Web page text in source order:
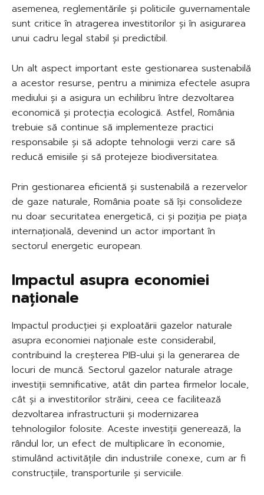
asemenea, reglementările și politicile guvernamentale
sunt critice în atragerea investitorilor și în asigurarea
unui cadru legal stabil și predictibil.
Un alt aspect important este gestionarea sustenabilă
a acestor resurse, pentru a minimiza efectele asupra
mediului și a asigura un echilibru între dezvoltarea
economică și protecția ecologică. Astfel, România
trebuie să continue să implementeze practici
responsabile și să adopte tehnologii verzi care să
reducă emisiile și să protejeze biodiversitatea.
Prin gestionarea eficientă și sustenabilă a rezervelor
de gaze naturale, România poate să își consolideze
nu doar securitatea energetică, ci și poziția pe piața
internațională, devenind un actor important în
sectorul energetic european.
Impactul asupra economiei
naționale
Impactul producției și exploatării gazelor naturale
asupra economiei naționale este considerabil,
contribuind la creșterea PIB-ului și la generarea de
locuri de muncă. Sectorul gazelor naturale atrage
investiții semnificative, atât din partea firmelor locale,
cât și a investitorilor străini, ceea ce facilitează
dezvoltarea infrastructurii și modernizarea
tehnologiilor folosite. Aceste investiții generează, la
rândul lor, un efect de multiplicare în economie,
stimulând activitățile din industriile conexe, cum ar fi
construcțiile, transporturile și serviciile.